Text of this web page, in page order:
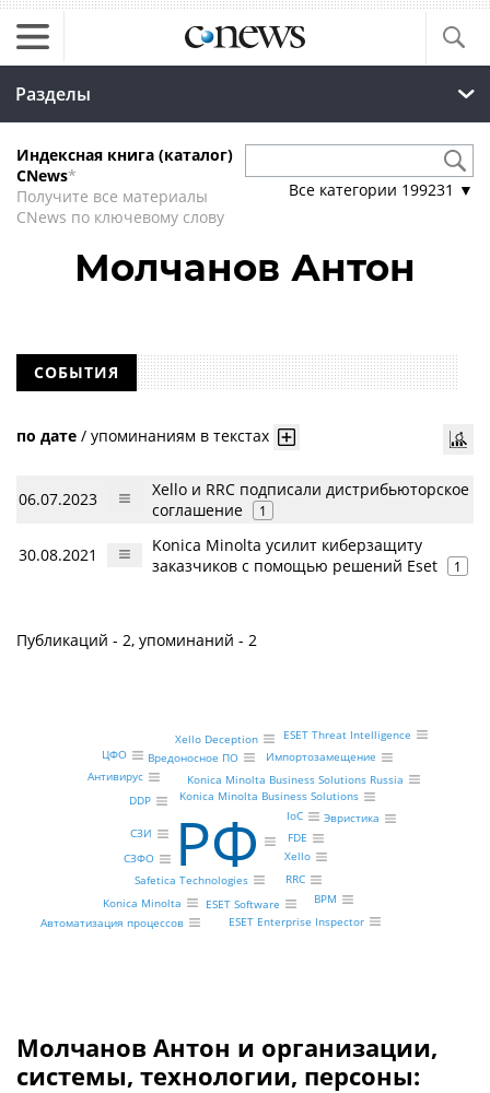
Разделы
Индексная книга (каталог)
CNews*
Получите все материалы
CNews по ключевому слову
Все категории 199231 ▼
Молчанов Антон
СОБЫТИЯ
по дате / упоминаниям в текстах
06.07.2023
Xello и RRC подписали дистрибьюторское
соглашение
1
30.08.2021
Konica Minolta усилит киберзащиту
заказчиков с помощью решений Eset
1
Публикаций - 2, упоминаний - 2
РФ
Konica Minolta Business Solutions
RRC
Safetica Technologies
Xello
Konica Minolta Business Solutions Russia
Konica Minolta ESET Software
Импортозамещение
Вредоносное ПО
FDE
IoC
Антивирус
DDP
СЗИ
Автоматизация процессов
BPM
ESET Threat Intelligence
ESET Enterprise Inspector
Xello Deception
СЗФО
ЦФО
Эвристика
Молчанов Антон и организации,
системы, технологии, персоны: